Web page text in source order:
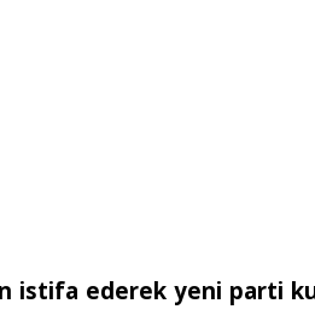
istifa ederek yeni parti